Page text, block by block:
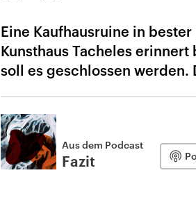
Eine Kaufhausruine in
Kunsthaus Tacheles
soll es geschlossen werden.
Aus dem Podcast
Fazit